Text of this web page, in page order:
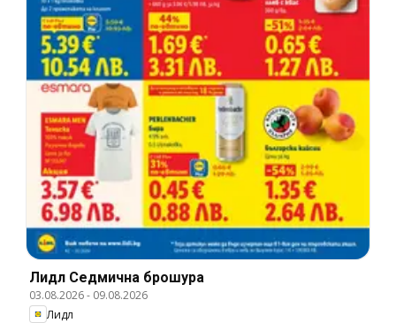
Лидл Cедмична брошура
03.08.2026- 09.08.2026
Лидл